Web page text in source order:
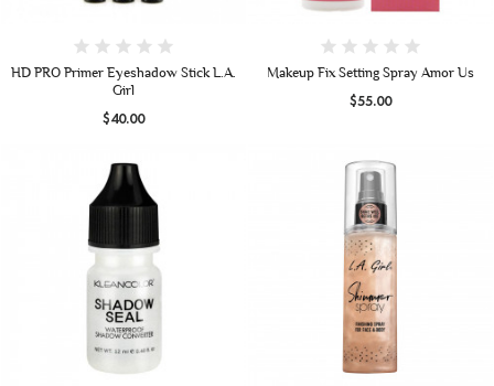
HD PRO Primer Eyeshadow Stick L.A.
Girl
$40.00
Makeup Fix Setting Spray Amor Us
$55.00